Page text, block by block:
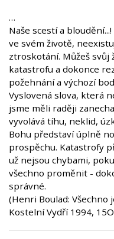
…
Naše scestí a
ve svém životě,
ztroskotání. Můžeš svůj
katastrofu a dokonce
požehnání a výchozí
Vyslovená slova, která
jsme měli raději
vyvolává tíhu, neklid,
Bohu představí úplně
prospěchu. Katastrofy
už nejsou chybami,
všechno proměnit -
správné.
(Henri Boulad: Všechno
Kostelní Vydří 1994,